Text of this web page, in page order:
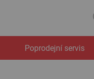
Poprodejní servis